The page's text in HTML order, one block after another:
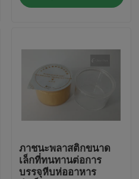
ภาชนะพลาสติกขนาด
เล็กที่ทนทานต่อการ
บรรจุหีบห่ออาหาร